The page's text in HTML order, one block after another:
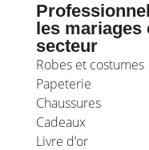
les
secteur
Robes et costumes
Papeterie
Chaussures
Cadeaux
Livre d’or